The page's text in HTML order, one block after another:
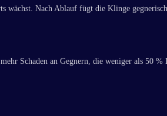
Nach Ablauf fügt die Klinge
Schaden an Gegnern, die weniger als 50 %